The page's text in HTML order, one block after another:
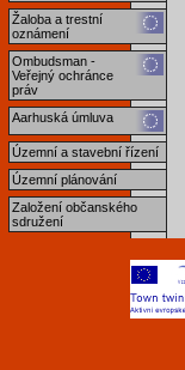
Žaloba a trestní
oznámení
Ombudsman -
Veřejný ochránce
práv
Aarhuská úmluva
Územní a stavební řízení
Územní plánování
Založení občanského
sdružení